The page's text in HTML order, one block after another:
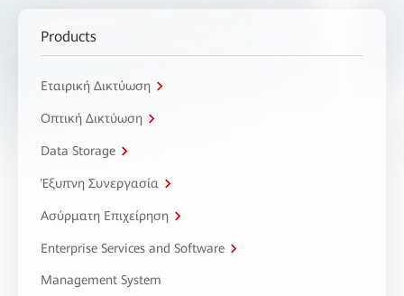
Products
Εταιρική Δικτύωση
Οπτική Δικτύωση
Data Storage
Έξυπνη Συνεργασία
Ασύρματη Επιχείρηση
Enterprise Services and Software
Management System